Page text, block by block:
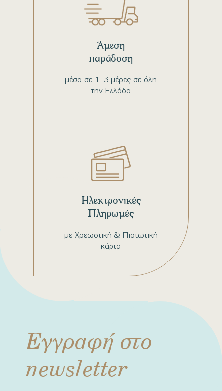
μέσα σε 1-3 μέρες σε όλη
την Ελλάδα
Άμεση
παράδοση
με Χρεωστική & Πιστωτική
κάρτα
Ηλεκτρονικές
Πληρωμές
Εγγραφή στο
newsletter